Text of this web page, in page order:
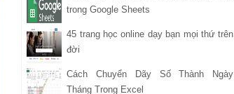
trong Google Sheets
45 trang học online dạy bạn mọi thứ trên
đời
Cách Chuyển Dãy Số Thành Ngày
Tháng Trong Excel